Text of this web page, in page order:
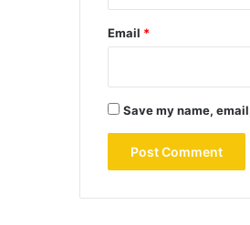
Email *
Save my name,